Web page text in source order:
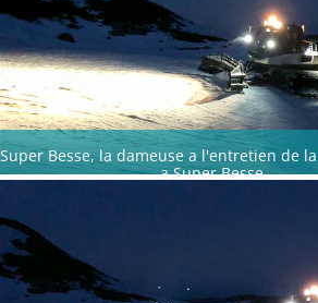
Super Besse, la dameuse a l'entretien de
a Super Besse